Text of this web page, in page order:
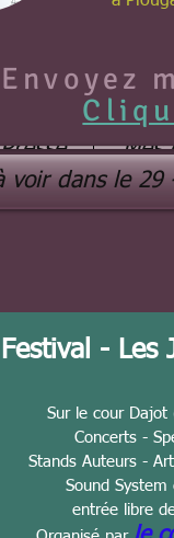
Envoyez
Mes
voir dans le 29
-
Sur le cour Dajot
Concerts -
Stands Auteurs -
Sound
entrée libre